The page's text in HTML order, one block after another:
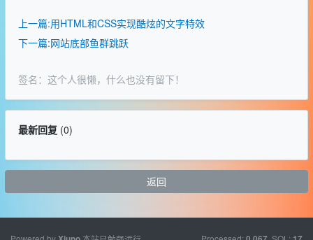
上一篇:用HTML和CSS实现酷炫的文字特效
下一篇:网站底部鱼群跳跃
签名：这个人很懒，什么也没有留下！
最新回复(0)
返回